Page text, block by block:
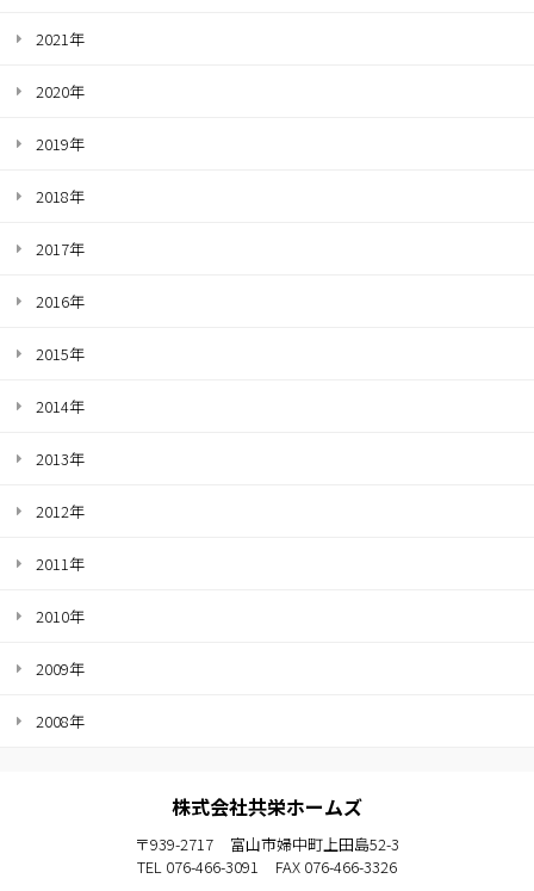
2021年
2020年
2019年
2018年
2017年
2016年
2015年
2014年
2013年
2012年
2011年
2010年
2009年
2008年
株式会社共栄ホームズ
〒939-2717
富山市婦中町上田島52-3
TEL 076-466-3091
FAX 076-466-3326